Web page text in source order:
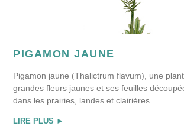
PIGAMON JAUNE
Pigamon jaune (Thalictrum flavum), une
grandes fleurs jaunes et ses feuilles
dans les prairies, landes et clairières.
LIRE PLUS ►